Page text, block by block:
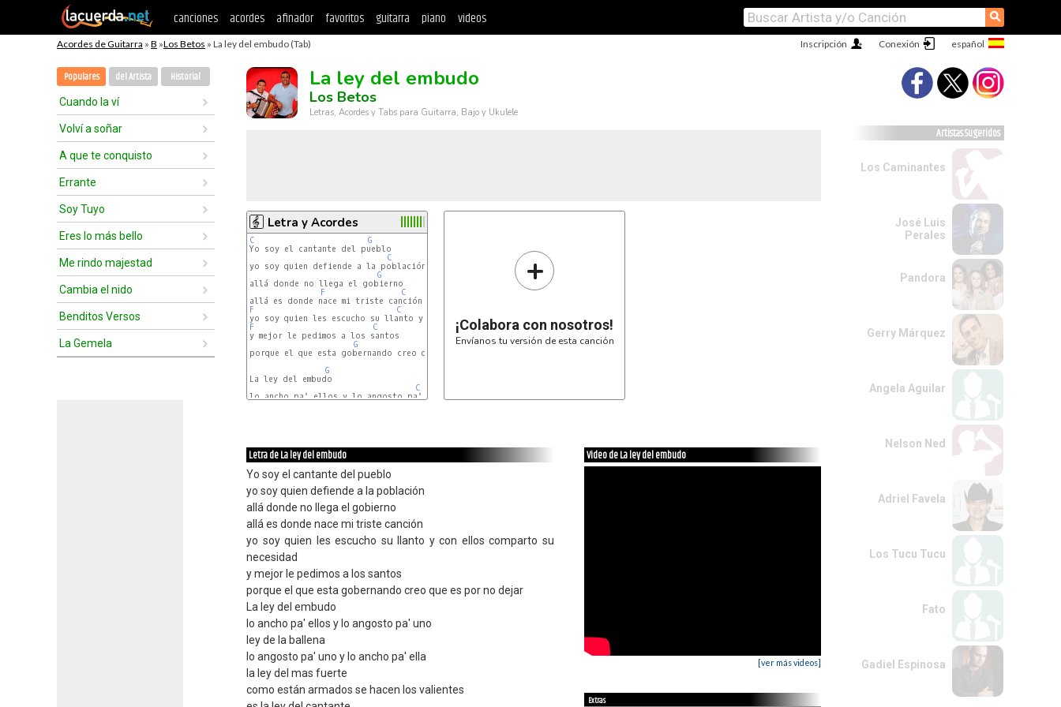
canciones acordes afinador favoritos guitarra piano videos ⚲
Acordes de Guitarra » B »Los Betos » La ley del embudo (Tab) Conexión
Inscripción
Populares del Artista Historial
Cuando la ví
Volví a soñar
A que te conquisto
Errante
Soy Tuyo
Eres lo más bello
Me rindo majestad
Cambia el nido
Benditos Versos
La Gemela
La ley del embudo
Los Betos
Letras, Acordes y Tabs para Guitarra, Bajo y Ukulele
Letra y Acordes
C
G
Yo soy el cantante del pueblo
C
yo soy quien defiende a la población
G
allá donde no llega el gobierno
F
C
F
C
F
C
y mejor le pedimos a los santos
G
C
porque el que esta gobernando creo que es por no dejar
G
La ley del embudo
C
lo ancho pa' ellos y lo angosto pa' uno
+
¡Colabora con nosotros!
Envíanos tu versión de esta canción
Letra de La ley del embudo
Yo soy el cantante del pueblo
yo soy quien defiende a la población
allá donde no llega el gobierno
allá es donde nace mi triste canción
yo soy quien les escucho su llanto y con ellos comparto su
necesidad
y mejor le pedimos a los santos
porque el que esta gobernando creo que es por no dejar
La ley del embudo
lo ancho pa' ellos y lo angosto pa' uno
ley de la ballena
lo angosto pa' uno y lo ancho pa' ella
la ley del mas fuerte
como están armados se hacen los valientes
Video de La ley del embudo
[ver más videos]
Extras
Artistas Sugeridos
Los Caminantes
José Luis
Perales
Pandora
Gerry Márquez
Angela Aguilar
Nelson Ned
Adriel Favela
Los Tucu Tucu
Fato
Gadiel Espinosa